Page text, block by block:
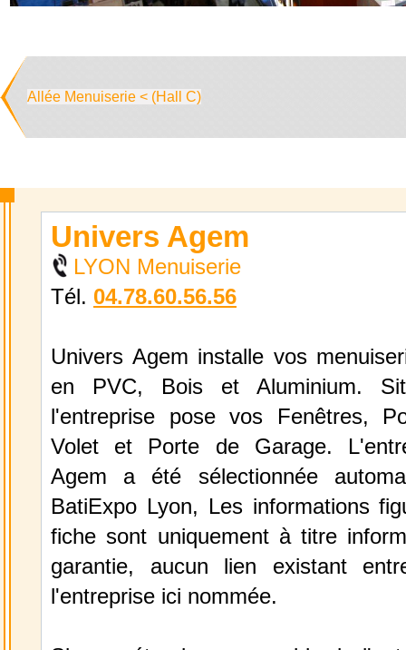
Allée Menuiserie < (Hall C)
Univers Agem
LYON Menuiserie
Tél. 04.78.60.56.56
Univers Agem installe vos
en PVC, Bois et Aluminium.
l'entreprise pose vos Fenêtres,
Volet et Porte de Garage.
Agem a été sélectionnée
BatiExpo Lyon, Les informations
fiche sont uniquement à titre
garantie, aucun lien existant
l'entreprise ici nommée.